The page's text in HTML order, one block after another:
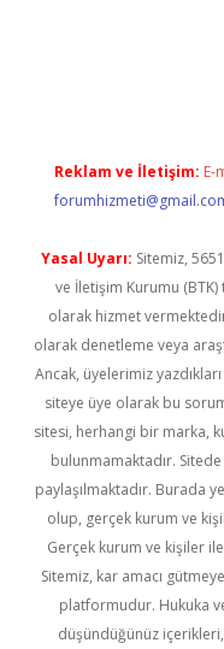
Reklam ve İletişim: E-
Yasal Uyarı: Sitemiz,
ve İletişim Kurumu (BTK)
olarak hizmet
olarak denetleme veya
Ancak, üyelerimiz
siteye üye olarak bu
sitesi, herhangi bir marka,
bulunmamaktadır. Sitede
paylaşılmaktadır. Burada
olup, gerçek kurum ve
Gerçek kurum ve kişiler
Sitemiz, kar amacı
platformudur. Hukuka
düşündüğünüz içerikleri,